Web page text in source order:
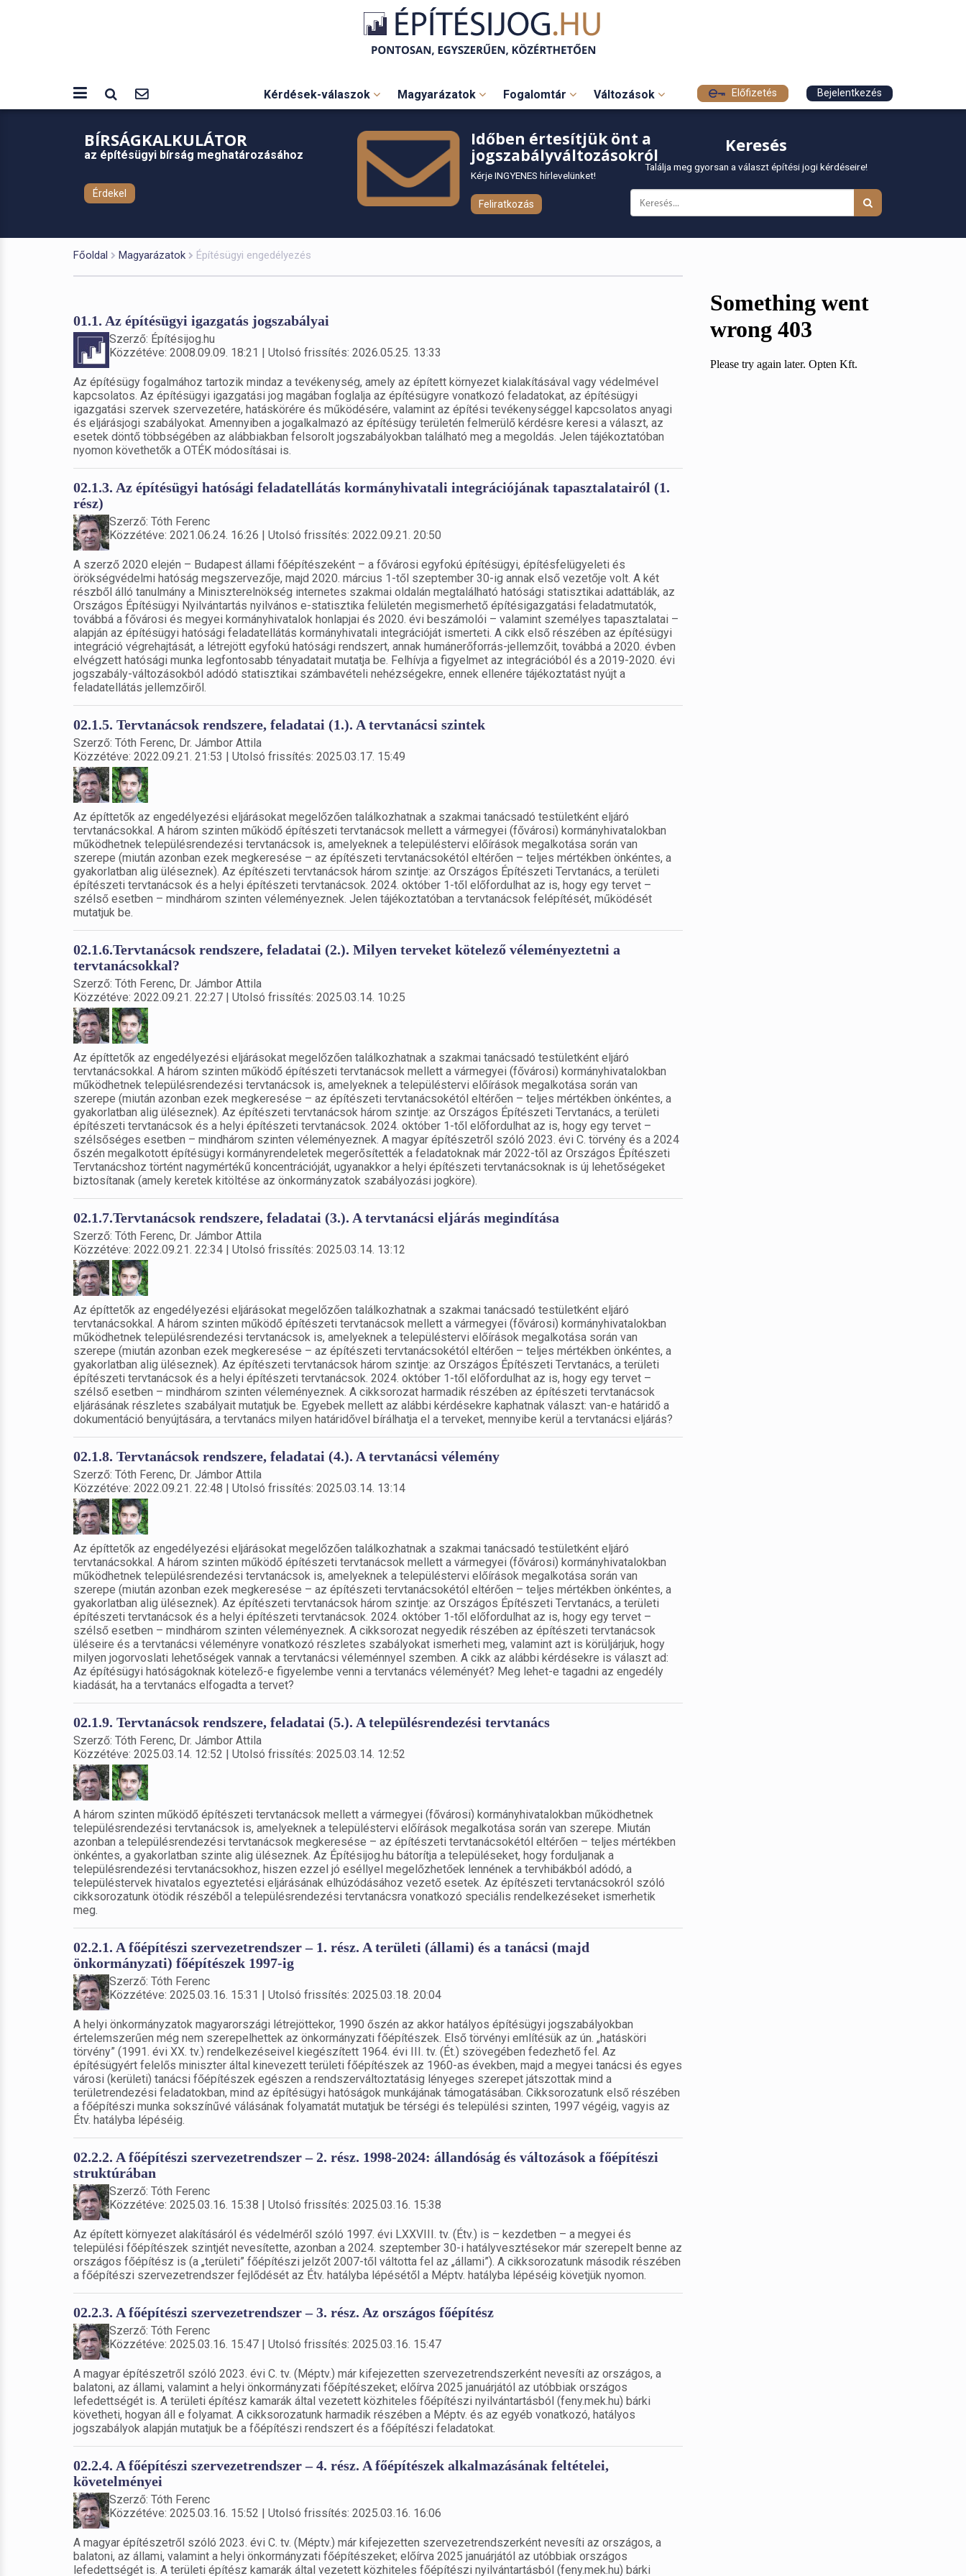
Kérdések-válaszok Magyarázatok Fogalomtár Változások Előfizetés Bejelentkezés
BÍRSÁGKALKULÁTOR
az építésügyi bírság meghatározásához
Érdekel
Időben értesítjük önt a
jogszabályváltozásokról
Kérje INGYENES hírlevelünket!
Feliratkozás
Keresés
Találja meg gyorsan a választ építési jogi kérdéseire!
Főoldal Magyarázatok Építésügyi engedélyezés
01.1. Az építésügyi igazgatás jogszabályai
Szerző: Építésijog.hu
Közzétéve: 2008.09.09. 18:21 | Utolsó frissítés: 2026.05.25. 13:33
Az építésügy fogalmához tartozik mindaz a tevékenység, amely az épített környezet kialakításával vagy védelmével
kapcsolatos. Az építésügyi igazgatási jog magában foglalja az építésügyre vonatkozó feladatokat, az építésügyi
igazgatási szervek szervezetére, hatáskörére és működésére, valamint az építési tevékenységgel kapcsolatos anyagi
és eljárásjogi szabályokat. Amennyiben a jogalkalmazó az építésügy területén felmerülő kérdésre keresi a választ, az
esetek döntő többségében az alábbiakban felsorolt jogszabályokban található meg a megoldás. Jelen tájékoztatóban
nyomon követhetők a OTÉK módosításai is.
02.1.3. Az építésügyi hatósági feladatellátás kormányhivatali integrációjának tapasztalatairól (1.
rész)
Szerző: Tóth Ferenc
Közzétéve: 2021.06.24. 16:26 | Utolsó frissítés: 2022.09.21. 20:50
A szerző 2020 elején – Budapest állami főépítészeként – a fővárosi egyfokú építésügyi, építésfelügyeleti és
örökségvédelmi hatóság megszervezője, majd 2020. március 1-től szeptember 30-ig annak első vezetője volt. A két
részből álló tanulmány a Miniszterelnökség internetes szakmai oldalán megtalálható hatósági statisztikai adattáblák, az
Országos Építésügyi Nyilvántartás nyilvános e-statisztika felületén megismerhető építésigazgatási feladatmutatók,
továbbá a fővárosi és megyei kormányhivatalok honlapjai és 2020. évi beszámolói – valamint személyes tapasztalatai –
alapján az építésügyi hatósági feladatellátás kormányhivatali integrációját ismerteti. A cikk első részében az építésügyi
integráció végrehajtását, a létrejött egyfokú hatósági rendszert, annak humánerőforrás-jellemzőit, továbbá a 2020. évben
elvégzett hatósági munka legfontosabb tényadatait mutatja be. Felhívja a figyelmet az integrációból és a 2019-2020. évi
jogszabály-változásokból adódó statisztikai számbavételi nehézségekre, ennek ellenére tájékoztatást nyújt a
feladatellátás jellemzőiről.
02.1.5. Tervtanácsok rendszere, feladatai (1.). A tervtanácsi szintek
Szerző: Tóth Ferenc, Dr. Jámbor Attila
Közzétéve: 2022.09.21. 21:53 | Utolsó frissítés: 2025.03.17. 15:49
Az építtetők az engedélyezési eljárásokat megelőzően találkozhatnak a szakmai tanácsadó testületként eljáró
tervtanácsokkal. A három szinten működő építészeti tervtanácsok mellett a vármegyei (fővárosi) kormányhivatalokban
működhetnek településrendezési tervtanácsok is, amelyeknek a településtervi előírások megalkotása során van
szerepe (miután azonban ezek megkeresése – az építészeti tervtanácsokétól eltérően – teljes mértékben önkéntes, a
gyakorlatban alig üléseznek). Az építészeti tervtanácsok három szintje: az Országos Építészeti Tervtanács, a területi
építészeti tervtanácsok és a helyi építészeti tervtanácsok. 2024. október 1-től előfordulhat az is, hogy egy tervet –
szélső esetben – mindhárom szinten véleményeznek. Jelen tájékoztatóban a tervtanácsok felépítését, működését
mutatjuk be.
02.1.6.Tervtanácsok rendszere, feladatai (2.). Milyen terveket kötelező véleményeztetni a
tervtanácsokkal?
Szerző: Tóth Ferenc, Dr. Jámbor Attila
Közzétéve: 2022.09.21. 22:27 | Utolsó frissítés: 2025.03.14. 10:25
Az építtetők az engedélyezési eljárásokat megelőzően találkozhatnak a szakmai tanácsadó testületként eljáró
tervtanácsokkal. A három szinten működő építészeti tervtanácsok mellett a vármegyei (fővárosi) kormányhivatalokban
működhetnek településrendezési tervtanácsok is, amelyeknek a településtervi előírások megalkotása során van
szerepe (miután azonban ezek megkeresése – az építészeti tervtanácsokétól eltérően – teljes mértékben önkéntes, a
gyakorlatban alig üléseznek). Az építészeti tervtanácsok három szintje: az Országos Építészeti Tervtanács, a területi
építészeti tervtanácsok és a helyi építészeti tervtanácsok. 2024. október 1-től előfordulhat az is, hogy egy tervet –
szélsőséges esetben – mindhárom szinten véleményeznek. A magyar építészetről szóló 2023. évi C. törvény és a 2024
őszén megalkotott építésügyi kormányrendeletek megerősítették a feladatoknak már 2022-től az Országos Építészeti
Tervtanácshoz történt nagymértékű koncentrációját, ugyanakkor a helyi építészeti tervtanácsoknak is új lehetőségeket
biztosítanak (amely keretek kitöltése az önkormányzatok szabályozási jogköre).
02.1.7.Tervtanácsok rendszere, feladatai (3.). A tervtanácsi eljárás megindítása
Szerző: Tóth Ferenc, Dr. Jámbor Attila
Közzétéve: 2022.09.21. 22:34 | Utolsó frissítés: 2025.03.14. 13:12
Az építtetők az engedélyezési eljárásokat megelőzően találkozhatnak a szakmai tanácsadó testületként eljáró
tervtanácsokkal. A három szinten működő építészeti tervtanácsok mellett a vármegyei (fővárosi) kormányhivatalokban
működhetnek településrendezési tervtanácsok is, amelyeknek a településtervi előírások megalkotása során van
szerepe (miután azonban ezek megkeresése – az építészeti tervtanácsokétól eltérően – teljes mértékben önkéntes, a
gyakorlatban alig üléseznek). Az építészeti tervtanácsok három szintje: az Országos Építészeti Tervtanács, a területi
építészeti tervtanácsok és a helyi építészeti tervtanácsok. 2024. október 1-től előfordulhat az is, hogy egy tervet –
szélső esetben – mindhárom szinten véleményeznek. A cikksorozat harmadik részében az építészeti tervtanácsok
eljárásának részletes szabályait mutatjuk be. Egyebek mellett az alábbi kérdésekre kaphatnak választ: van-e határidő a
dokumentáció benyújtására, a tervtanács milyen határidővel bírálhatja el a terveket, mennyibe kerül a tervtanácsi eljárás?
02.1.8. Tervtanácsok rendszere, feladatai (4.). A tervtanácsi vélemény
Szerző: Tóth Ferenc, Dr. Jámbor Attila
Közzétéve: 2022.09.21. 22:48 | Utolsó frissítés: 2025.03.14. 13:14
Az építtetők az engedélyezési eljárásokat megelőzően találkozhatnak a szakmai tanácsadó testületként eljáró
tervtanácsokkal. A három szinten működő építészeti tervtanácsok mellett a vármegyei (fővárosi) kormányhivatalokban
működhetnek településrendezési tervtanácsok is, amelyeknek a településtervi előírások megalkotása során van
szerepe (miután azonban ezek megkeresése – az építészeti tervtanácsokétól eltérően – teljes mértékben önkéntes, a
gyakorlatban alig üléseznek). Az építészeti tervtanácsok három szintje: az Országos Építészeti Tervtanács, a területi
építészeti tervtanácsok és a helyi építészeti tervtanácsok. 2024. október 1-től előfordulhat az is, hogy egy tervet –
szélső esetben – mindhárom szinten véleményeznek. A cikksorozat negyedik részében az építészeti tervtanácsok
üléseire és a tervtanácsi véleményre vonatkozó részletes szabályokat ismerheti meg, valamint azt is körüljárjuk, hogy
milyen jogorvoslati lehetőségek vannak a tervtanácsi véleménnyel szemben. A cikk az alábbi kérdésekre is választ ad:
Az építésügyi hatóságoknak kötelező-e figyelembe venni a tervtanács véleményét? Meg lehet-e tagadni az engedély
kiadását, ha a tervtanács elfogadta a tervet?
02.1.9. Tervtanácsok rendszere, feladatai (5.). A településrendezési tervtanács
Szerző: Tóth Ferenc, Dr. Jámbor Attila
Közzétéve: 2025.03.14. 12:52 | Utolsó frissítés: 2025.03.14. 12:52
A három szinten működő építészeti tervtanácsok mellett a vármegyei (fővárosi) kormányhivatalokban működhetnek
településrendezési tervtanácsok is, amelyeknek a településtervi előírások megalkotása során van szerepe. Miután
azonban a településrendezési tervtanácsok megkeresése – az építészeti tervtanácsokétól eltérően – teljes mértékben
önkéntes, a gyakorlatban szinte alig üléseznek. Az Építésijog.hu bátorítja a településeket, hogy forduljanak a
településrendezési tervtanácsokhoz, hiszen ezzel jó eséllyel megelőzhetőek lennének a tervhibákból adódó, a
településtervek hivatalos egyeztetési eljárásának elhúzódásához vezető esetek. Az építészeti tervtanácsokról szóló
cikksorozatunk ötödik részéből a településrendezési tervtanácsra vonatkozó speciális rendelkezéseket ismerhetik
meg.
02.2.1. A főépítészi szervezetrendszer – 1. rész. A területi (állami) és a tanácsi (majd
önkormányzati) főépítészek 1997-ig
Szerző: Tóth Ferenc
Közzétéve: 2025.03.16. 15:31 | Utolsó frissítés: 2025.03.18. 20:04
A helyi önkormányzatok magyarországi létrejöttekor, 1990 őszén az akkor hatályos építésügyi jogszabályokban
értelemszerűen még nem szerepelhettek az önkormányzati főépítészek. Első törvényi említésük az ún. „hatásköri
törvény” (1991. évi XX. tv.) rendelkezéseivel kiegészített 1964. évi III. tv. (Ét.) szövegében fedezhető fel. Az
építésügyért felelős miniszter által kinevezett területi főépítészek az 1960-as években, majd a megyei tanácsi és egyes
városi (kerületi) tanácsi főépítészek egészen a rendszerváltoztatásig lényeges szerepet játszottak mind a
területrendezési feladatokban, mind az építésügyi hatóságok munkájának támogatásában. Cikksorozatunk első részében
a főépítészi munka sokszínűvé válásának folyamatát mutatjuk be térségi és települési szinten, 1997 végéig, vagyis az
Étv. hatályba lépéséig.
02.2.2. A főépítészi szervezetrendszer – 2. rész. 1998-2024: állandóság és változások a főépítészi
struktúrában
Szerző: Tóth Ferenc
Közzétéve: 2025.03.16. 15:38 | Utolsó frissítés: 2025.03.16. 15:38
Az épített környezet alakításáról és védelméről szóló 1997. évi LXXVIII. tv. (Étv.) is – kezdetben – a megyei és
települési főépítészek szintjét nevesítette, azonban a 2024. szeptember 30-i hatályvesztésekor már szerepelt benne az
országos főépítész is (a „területi” főépítészi jelzőt 2007-től váltotta fel az „állami”). A cikksorozatunk második részében
a főépítészi szervezetrendszer fejlődését az Étv. hatályba lépésétől a Méptv. hatályba lépéséig követjük nyomon.
02.2.3. A főépítészi szervezetrendszer – 3. rész. Az országos főépítész
Szerző: Tóth Ferenc
Közzétéve: 2025.03.16. 15:47 | Utolsó frissítés: 2025.03.16. 15:47
A magyar építészetről szóló 2023. évi C. tv. (Méptv.) már kifejezetten szervezetrendszerként nevesíti az országos, a
balatoni, az állami, valamint a helyi önkormányzati főépítészeket; előírva 2025 januárjától az utóbbiak országos
lefedettségét is. A területi építész kamarák által vezetett közhiteles főépítészi nyilvántartásból (feny.mek.hu) bárki
követheti, hogyan áll e folyamat. A cikksorozatunk harmadik részében a Méptv. és az egyéb vonatkozó, hatályos
jogszabályok alapján mutatjuk be a főépítészi rendszert és a főépítészi feladatokat.
02.2.4. A főépítészi szervezetrendszer – 4. rész. A főépítészek alkalmazásának feltételei,
követelményei
Szerző: Tóth Ferenc
Közzétéve: 2025.03.16. 15:52 | Utolsó frissítés: 2025.03.16. 16:06
A magyar építészetről szóló 2023. évi C. tv. (Méptv.) már kifejezetten szervezetrendszerként nevesíti az országos, a
balatoni, az állami, valamint a helyi önkormányzati főépítészeket; előírva 2025 januárjától az utóbbiak országos
lefedettségét is. A területi építész kamarák által vezetett közhiteles főépítészi nyilvántartásból (feny.mek.hu) bárki